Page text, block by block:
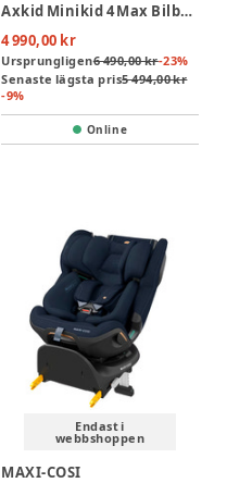
Axkid Minikid 4 Max Bilbarnstol Inkl. Sparkskydd - Forest Moss Green
4 990,00 kr
Ursprungligen6 490,00 kr-23%
Senaste lägsta pris5 494,00 kr
-9%
Online
Endast i
webbshoppen
MAXI-COSI